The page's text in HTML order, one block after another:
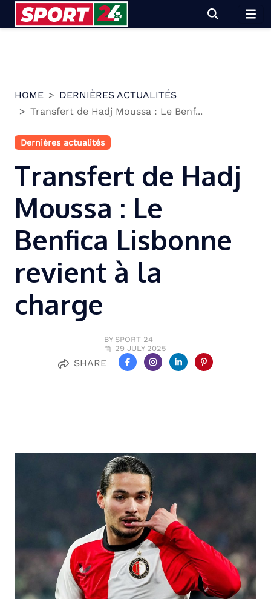
HOME
DERNIÈRES ACTUALITÉS
Transfert de Hadj Moussa : Le Benf...
Dernières actualités
Transfert de Hadj
Moussa : Le
Benfica Lisbonne
revient à la
charge
BY SPORT 24
29 JULY 2025
SHARE